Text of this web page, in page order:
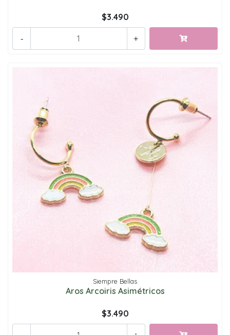
$3.490
+
-
Siempre Bellas
Aros Arcoiris Asimétricos
$3.490